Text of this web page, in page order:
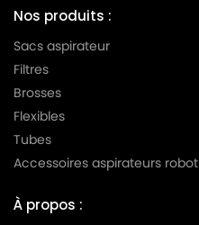
Nos produits :
Sacs aspirateur
Filtres
Brosses
Flexibles
Tubes
Accessoires aspirateurs robot
À propos :